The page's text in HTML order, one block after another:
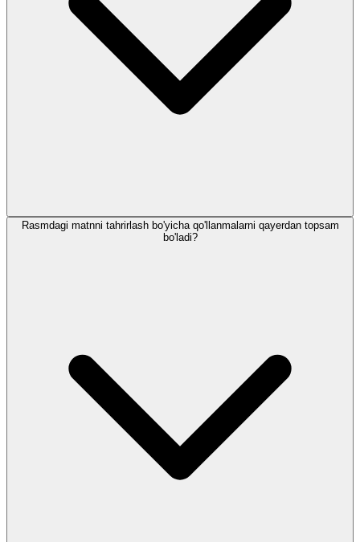
Rasmdagi matnni tahrirlash bo'yicha qo'llanmalarni qayerdan topsam
bo'ladi?